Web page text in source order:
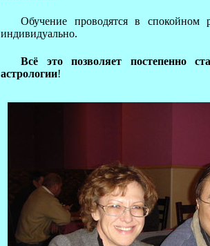
Обучение проводятся в спокойном
индивидуально.
Всё это позволяет постепенно
астрологии!